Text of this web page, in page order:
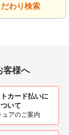
だわり検索
客様へ
カード払いに
ついて
ュアのご案内